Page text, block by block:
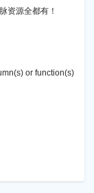
资源全都有！
or function(s)